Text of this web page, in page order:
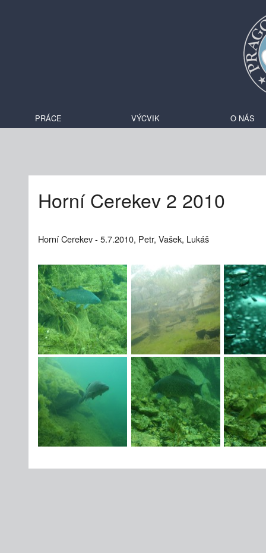
PRÁCE VÝCVIK O NÁS
Horní Cerekev 2 2010
Horní Cerekev - 5.7.2010, Petr, Vašek, Lukáš